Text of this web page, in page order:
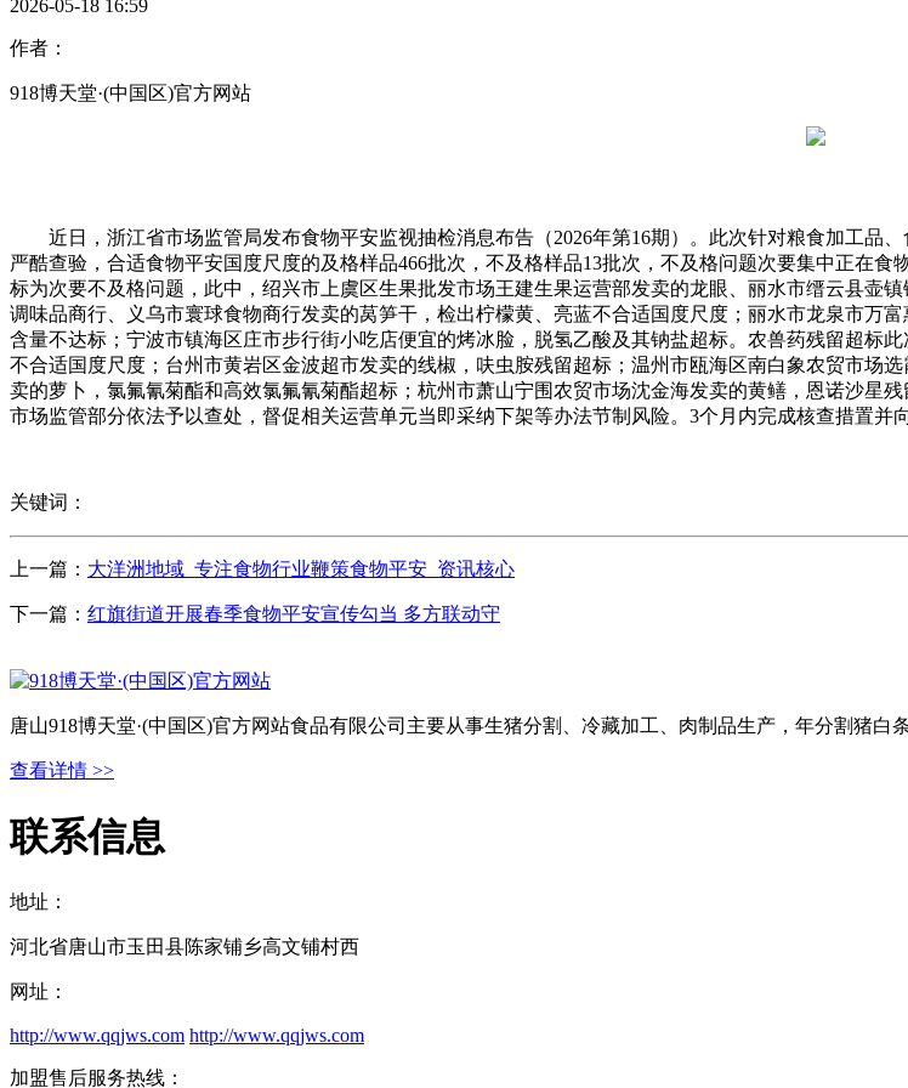
2026-05-18 16:59
作者：
918博天堂·(中国区)官方网站
近日，浙江省市场监管局发布食物平安监视抽检消息布告（2026年第16期）。此次针对粮食加工品
严酷查验，合适食物平安国度尺度的及格样品466批次，不及格样品13批次，不及格问题次要集中正在
标为次要不及格问题，此中，绍兴市上虞区生果批发市场王建生果运营部发卖的龙眼、丽水市缙云县壶
调味品商行、义乌市寰球食物商行发卖的莴笋干，检出柠檬黄、亮蓝不合适国度尺度；丽水市龙泉市万
含量不达标；宁波市镇海区庄市步行街小吃店便宜的烤冰脸，脱氢乙酸及其钠盐超标。农兽药残留超标
不合适国度尺度；台州市黄岩区金波超市发卖的线椒，呋虫胺残留超标；温州市瓯海区南白象农贸市场
卖的萝卜，氯氟氰菊酯和高效氯氟氰菊酯超标；杭州市萧山宁围农贸市场沈金海发卖的黄鳝，恩诺沙星
市场监管部分依法予以查处，督促相关运营单元当即采纳下架等办法节制风险。3个月内完成核查措置并
关键词：
上一篇： 大洋洲地域_专注食物行业鞭策食物平安_资讯核心
下一篇： 红旗街道开展春季食物平安宣传勾当 多方联动守
唐山918博天堂·(中国区)官方网站食品有限公司主要从事生猪分割、冷藏加工、肉制品生产，年分割猪
查看详情 >>
联系信息
地址：
河北省唐山市玉田县陈家铺乡高文铺村西
网址：
http://www.qqjws.com http://www.qqjws.com
加盟售后服务热线：